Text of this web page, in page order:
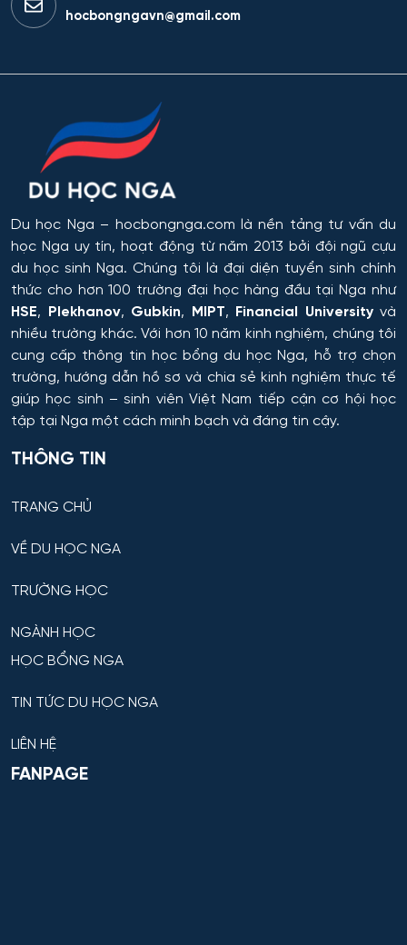
hocbongngavn@gmail.com
Du học Nga – hocbongnga.com là nền tảng tư vấn du
học Nga uy tín, hoạt động từ năm 2013 bởi đội ngũ cựu
du học sinh Nga. Chúng tôi là đại diện tuyển sinh chính
thức cho hơn 100 trường đại học hàng đầu tại Nga như
HSE, Plekhanov, Gubkin, MIPT, Financial Universityvà
nhiều trường khác. Với hơn 10 năm kinh nghiệm, chúng tôi
cung cấp thông tin học bổng du học Nga, hỗ trợ chọn
trường, hướng dẫn hồ sơ và chia sẻ kinh nghiệm thực tế
giúp học sinh – sinh viên Việt Nam tiếp cận cơ hội học
tập tại Nga một cách minh bạch và đáng tin cậy.
THÔNG TIN
TRANG CHỦ
VỀ DU HỌC NGA
TRƯỜNG HỌC
NGÀNH HỌC
HỌC BỔNG NGA
TIN TỨC DU HỌC NGA
LIÊN HỆ
FANPAGE